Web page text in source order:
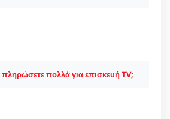
πολλά για επισκευή TV;